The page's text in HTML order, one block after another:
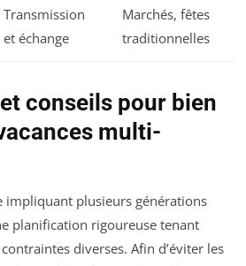
Transmission
et échange
Marchés, fêtes
traditionnelles
conseils pour bien
multi-
impliquant plusieurs générations
planification rigoureuse tenant
diverses. Afin d’éviter les